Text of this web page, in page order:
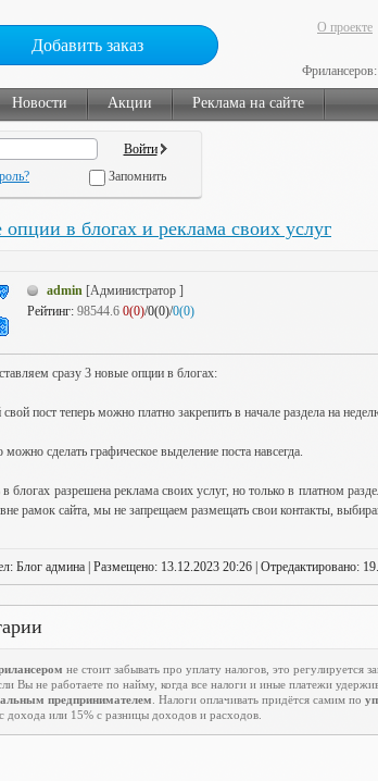
Добавить заказ
О проекте
Фрилансеров:
Новости Акции Реклама на сайте
Запомнить
в блогах и реклама своих услуг
admin [Администратор ]
Рейтинг: 98544.6 0(0)/0(0)/0(0)
сразу 3 новые опции в блогах:
пост теперь можно платно закрепить в начале раздела на
сделать графическое выделение поста навсегда.
в блогах разрешена реклама своих услуг, но только в платном
рамок сайта, мы не запрещаем размещать свои контакты,
Блог админа | Размещено: 13.12.2023 20:26 | Отредактировано:
не стоит забывать про уплату налогов, это регулируется
Вы не работаете по найму, когда все налоги и иные платежи
предпринимателем . Налоги оплачивать придётся самим по
дохода или 15% с разницы доходов и расходов.